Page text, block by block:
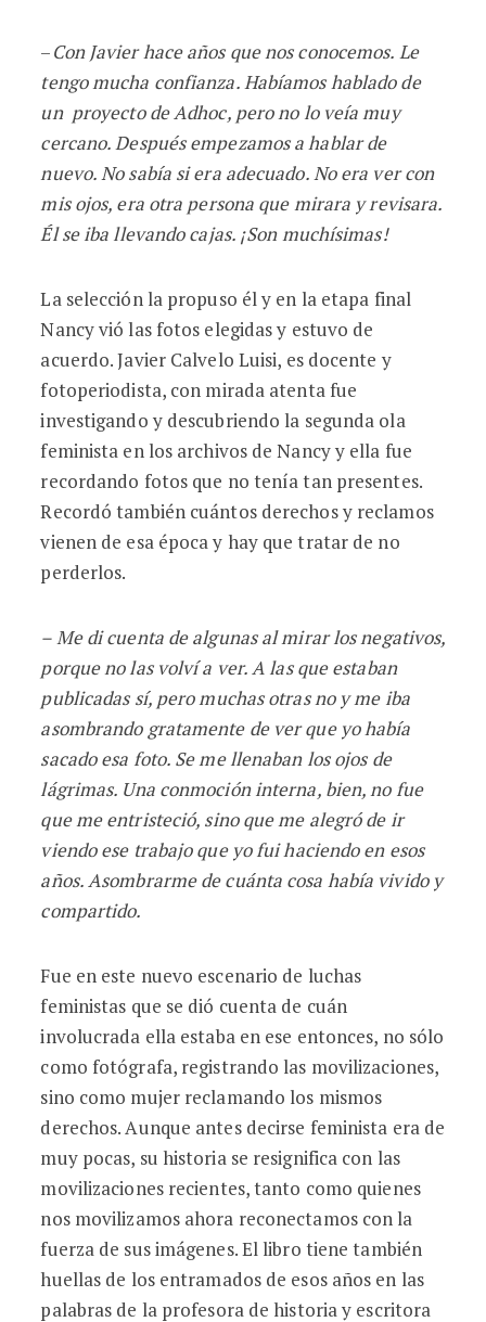
–Con Javier hace años que nos conocemos. Le
tengo mucha confianza. Habíamos hablado de
un proyecto de Adhoc, pero no lo veía muy
cercano. Después empezamos a hablar de
nuevo. No sabía si era adecuado. No era ver con
mis ojos, era otra persona que mirara y revisara.
Él se iba llevando cajas. ¡Son muchísimas!
La selección la propuso él y en la etapa final
Nancy vió las fotos elegidas y estuvo de
acuerdo. Javier Calvelo Luisi, es docente y
fotoperiodista, con mirada atenta fue
investigando y descubriendo la segunda ola
feminista en los archivos de Nancy y ella fue
recordando fotos que no tenía tan presentes.
Recordó también cuántos derechos y reclamos
vienen de esa época y hay que tratar de no
perderlos.
– Me di cuenta de algunas al mirar los negativos,
porque no las volví a ver. A las que estaban
publicadas sí, pero muchas otras no y me iba
asombrando gratamente de ver que yo había
sacado esa foto. Se me llenaban los ojos de
lágrimas. Una conmoción interna, bien, no fue
que me entristeció, sino que me alegró de ir
viendo ese trabajo que yo fui haciendo en esos
años. Asombrarme de cuánta cosa había vivido y
compartido.
Fue en este nuevo escenario de luchas
feministas que se dió cuenta de cuán
involucrada ella estaba en ese entonces, no sólo
como fotógrafa, registrando las movilizaciones,
sino como mujer reclamando los mismos
derechos. Aunque antes decirse feminista era de
muy pocas, su historia se resignifica con las
movilizaciones recientes, tanto como quienes
nos movilizamos ahora reconectamos con la
fuerza de sus imágenes. El libro tiene también
huellas de los entramados de esos años en las
palabras de la profesora de historia y escritora